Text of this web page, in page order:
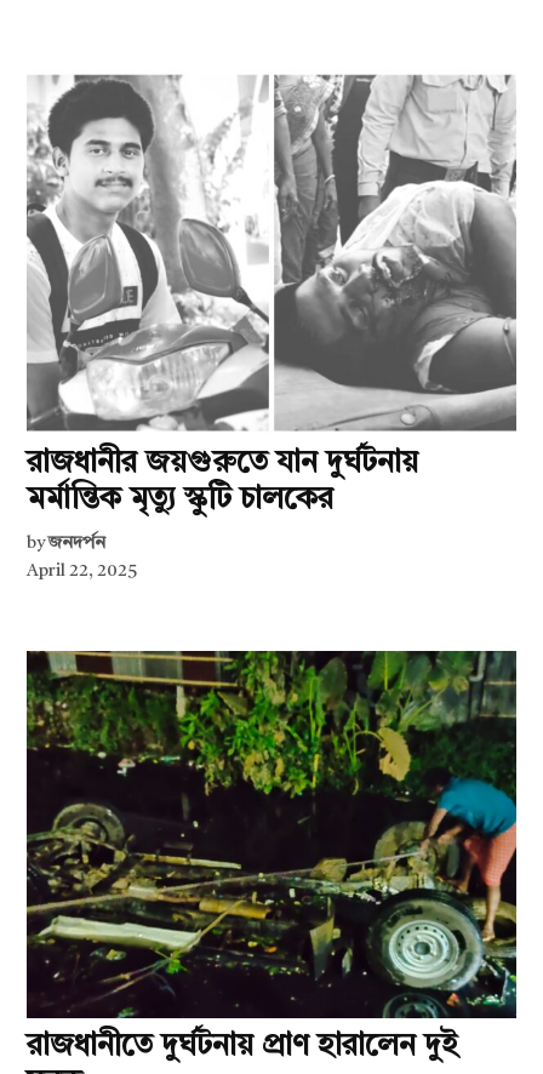
রাজধানীর জয়গুরুতে যান দুর্ঘটনায়
মর্মান্তিক মৃত্যু স্কুটি চালকের
by জনদর্পন
April 22, 2025
রাজধানীতে দুর্ঘটনায় প্রাণ হারালেন দুই